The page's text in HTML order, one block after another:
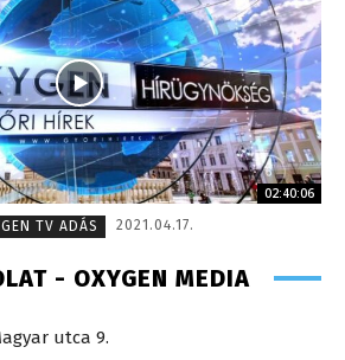
02:40:06
TV ADÁS
2021.04.17.
- OXYGEN MEDIA
utca 9.